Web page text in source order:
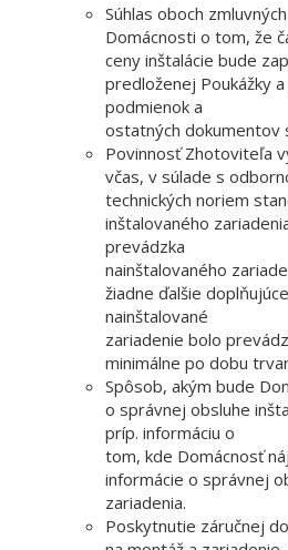
Súhlas oboch
Domácnosti o tom, že
ceny inštalácie bude
predloženej Poukážky
podmienok a
ostatných dokumentov
Povinnosť Zhotoviteľa
včas, v súlade s
technických noriem
inštalovaného
prevádzka
nainštalovaného
žiadne ďalšie
nainštalované
zariadenie bolo
minimálne po dobu
Spôsob, akým bude
o správnej obsluhe
príp. informáciu o
tom, kde Domácnosť
informácie o správnej
zariadenia.
Poskytnutie záručnej